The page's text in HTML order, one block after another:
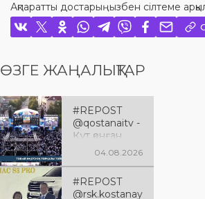
Ақпаратты достарыңызбен сілтеме
ӨЗГЕ ЖАҢАЛЫҚТАР
#REPOST
@qostanaitv -
Құт қонған
Қостанай
04.08.2026
#REPOST
@rsk.kostanay